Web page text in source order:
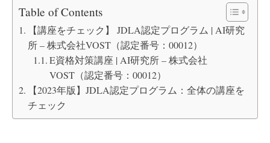
Table of Contents
【講座をチェック】 JDLA認定プログラム | AI研究
所 – 株式会社VOST（認定番号：00012）
E資格対策講座 | AI研究所 – 株式会社
VOST（認定番号：00012）
【2023年版】JDLA認定プログラム：全体の講座を
チェック